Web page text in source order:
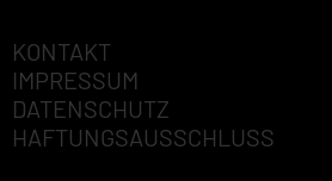
KONTAKT
IMPRESSUM
DATENSCHUTZ
HAFTUNGSAUSSCHLUSS